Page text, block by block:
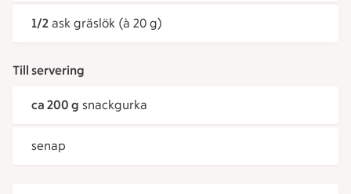
1/2 ask gräslök (à 20 g)
Till servering
ca 200 g snackgurka
senap